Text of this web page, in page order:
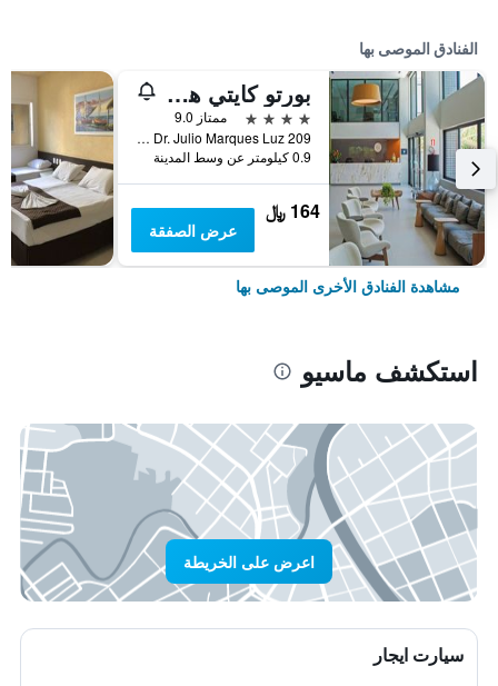
الفنادق الموصى بها
بورتو كايتي هوتل
4 نجوم
ممتاز 9.0
Avenida Dr. Julio Marques Luz 209, ماسيو, البرازيل
0.9 كيلومتر عن وسط المدينة
164 ﷼
عرض الصفقة
مشاهدة الفنادق الأخرى الموصى بها
استكشف ماسيو
اعرض على الخريطة
سيارت ايجار